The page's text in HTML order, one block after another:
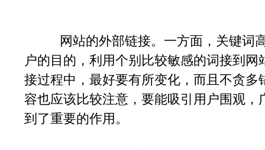
网站的外部链接。一方面，关键词高
户的目的，利用个别比较敏感的词接到
接过程中，最好要有所变化，而且不贪
容也应该比较注意，要能吸引用户围观
到了重要的作用。